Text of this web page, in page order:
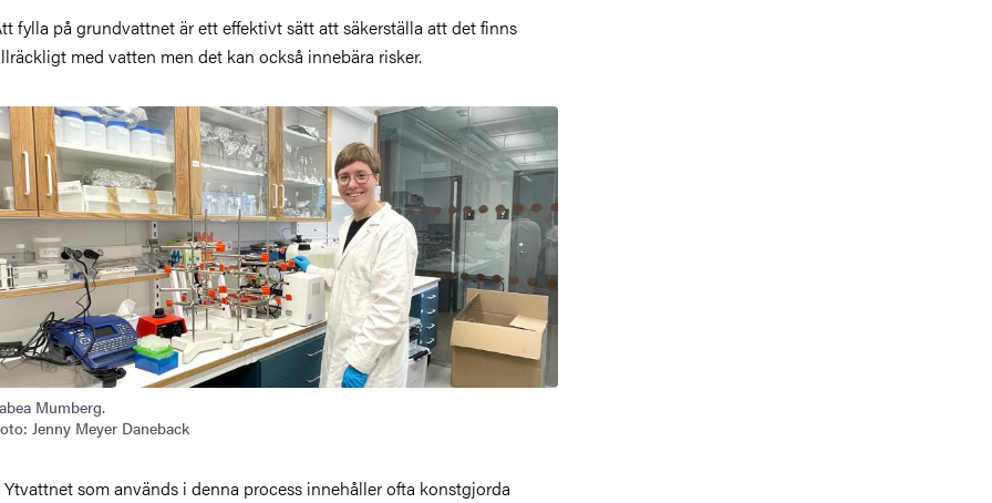
fylla på grundvattnet är ett effektivt sätt att säkerställa att det finns
med vatten men det kan också innebära risker.
Mumberg.
Jenny Meyer Daneback
Ytvattnet som används i denna process innehåller ofta konstgjorda